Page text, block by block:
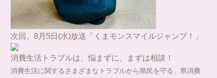
次回、8月5日(水)放送 「くまモンスマイルジャンプ！」
消費生活トラブルは、悩まずに、まずは相談！
消費生活に関するさまざまなトラブルから県民を守る、県消費